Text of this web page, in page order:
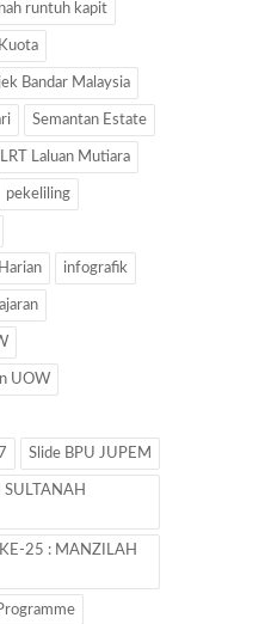
runtuh kapit
Kuota
Bandar Malaysia
Semantan Estate
LRT Laluan Mutiara
pekeliling
infografik
UOW
Slide BPU JUPEM
25 : MANZILAH